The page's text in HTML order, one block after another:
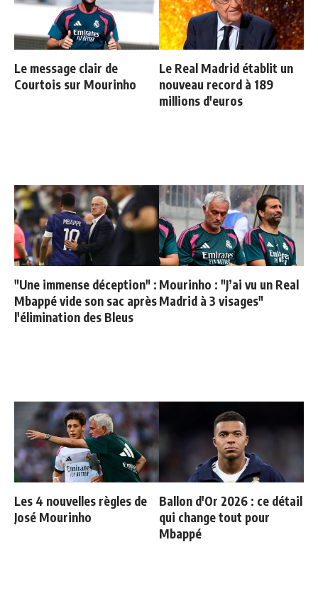
Le message clair de
Courtois sur Mourinho
Le Real Madrid établit un
nouveau record à 189
millions d'euros
"Une immense déception" :
Mbappé vide son sac après
l'élimination des Bleus
Mourinho : "J’ai vu un Real
Madrid à 3 visages"
Les 4 nouvelles règles de
José Mourinho
Ballon d'Or 2026 : ce détail
qui change tout pour
Mbappé